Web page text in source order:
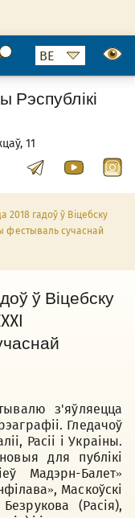
11
Рэспублікі
2018 гадоў ў Віцебску
фестываль сучаснай
ў Віцебску
з'яўляецца
Гледачоў
Расіі і Украіны.
для публікі
Мадэрн-Балет»
Маскоўскі
(Расія),